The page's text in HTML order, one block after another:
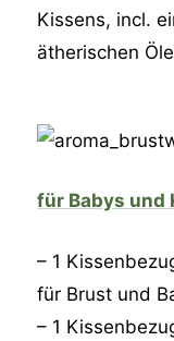
Kissens, incl.
ätherischen
für Babys und
– 1
für Brust und
– 1